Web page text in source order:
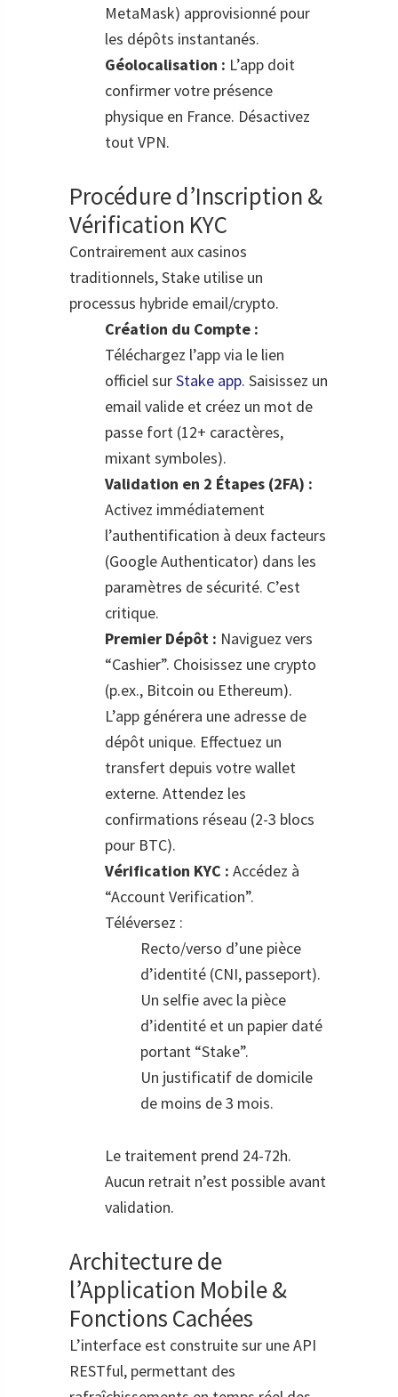
MetaMask) approvisionné pour
les dépôts instantanés.
Géolocalisation : L’app doit
confirmer votre présence
physique en France. Désactivez
tout VPN.
Procédure d’Inscription &
Vérification KYC
Contrairement aux casinos
traditionnels, Stake utilise un
processus hybride email/crypto.
Création du Compte :
Téléchargez l’app via le lien
officiel surStake app. Saisissez un
email valide et créez un mot de
passe fort (12+ caractères,
mixant symboles).
Validation en 2 Étapes (2FA) :
Activez immédiatement
l’authentification à deux facteurs
(Google Authenticator) dans les
paramètres de sécurité. C’est
critique.
Premier Dépôt : Naviguez vers
“Cashier”. Choisissez une crypto
(p.ex., Bitcoin ou Ethereum).
L’app générera une adresse de
dépôt unique. Effectuez un
transfert depuis votre wallet
externe. Attendez les
confirmations réseau (2-3 blocs
pour BTC).
Vérification KYC : Accédez à
“Account Verification”.
Téléversez :
Recto/verso d’une pièce
d’identité (CNI, passeport).
Un selfie avec la pièce
d’identité et un papier daté
portant “Stake”.
Un justificatif de domicile
de moins de 3 mois.
Le traitement prend 24-72h.
Aucun retrait n’est possible avant
validation.
Architecture de
l’Application Mobile &
Fonctions Cachées
L’interface est construite sur une API
RESTful, permettant des